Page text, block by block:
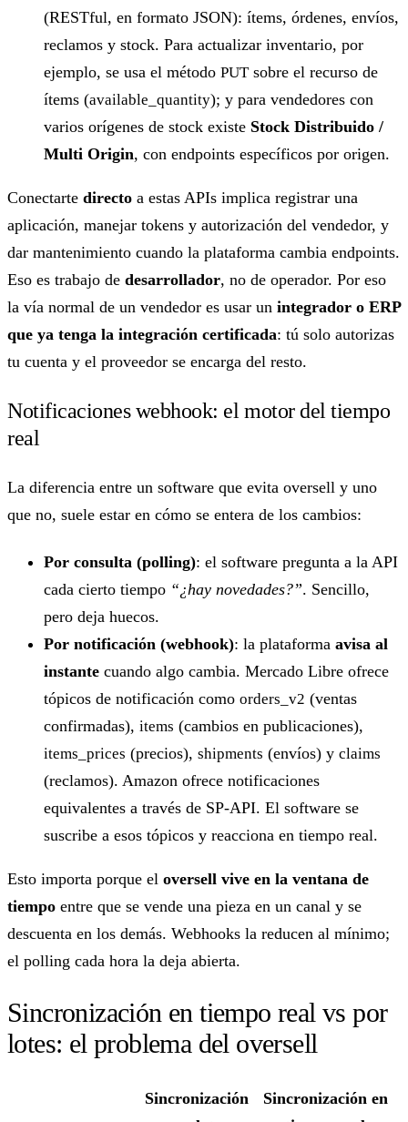
(RESTful, en formato JSON): ítems, órdenes, envíos,
reclamos y stock. Para actualizar inventario, por
ejemplo, se usa el método PUTsobre el recurso de
ítems (available_quantity); y para vendedores con
varios orígenes de stock existe Stock Distribuido /
Multi Origin, con endpoints específicos por origen.
Conectarte directo a estas APIs implica registrar una
aplicación, manejar tokens y autorización del vendedor, y
dar mantenimiento cuando la plataforma cambia endpoints.
Eso es trabajo de desarrollador, no de operador. Por eso
la vía normal de un vendedor es usar un integrador o ERP
que ya tenga la integración certificada: tú solo autorizas
tu cuenta y el proveedor se encarga del resto.
Notificaciones webhook: el motor del tiempo
real
La diferencia entre un software que evita oversell y uno
que no, suele estar en cómo se entera de los cambios:
Por consulta (polling): el software pregunta a la API
cada cierto tiempo “¿hay novedades?”. Sencillo,
pero deja huecos.
Por notificación (webhook): la plataforma avisa al
instante cuando algo cambia. Mercado Libre ofrece
tópicos de notificación como orders_v2 (ventas
confirmadas), items (cambios en publicaciones),
items_prices (precios), shipments (envíos) y claims
(reclamos). Amazon ofrece notificaciones
equivalentes a través de SP-API. El software se
suscribe a esos tópicos y reacciona en tiempo real.
Esto importa porque el oversell vive en la ventana de
tiempo entre que se vende una pieza en un canal y se
descuenta en los demás. Webhooks la reducen al mínimo;
el polling cada hora la deja abierta.
Sincronización en tiempo real vs por
lotes: el problema del oversell
Sincronización
Sincronización en